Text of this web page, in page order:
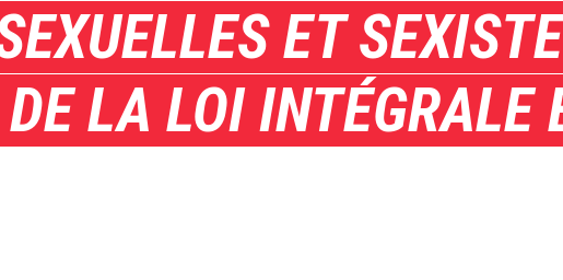
ET
LA LOI INTÉGRALE